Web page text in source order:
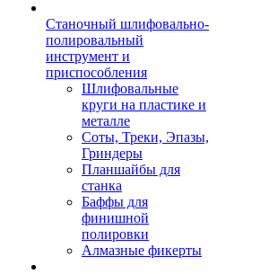
Станочный шлифовально-
полировальный
инструмент и
приспособления
Шлифовальные
круги на пластике и
металле
Соты, Треки, Эпазы,
Гриндеры
Планшайбы для
станка
Баффы для
финишной
полировки
Алмазные фикерты